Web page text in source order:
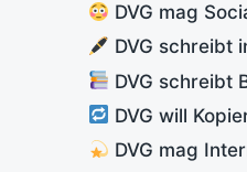
DVG mag
DVG schreibt
DVG schreibt
DVG will
DVG mag